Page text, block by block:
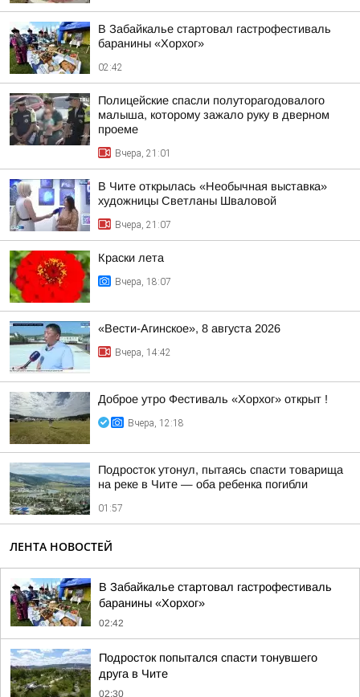
В Забайкалье стартовал гастрофестиваль
баранины «Хорхог»
02:42
Полицейские спасли полуторагодовалого
малыша, которому зажало руку в дверном
проеме
Вчера, 21:01
В Чите открылась «Необычная выставка»
художницы Светланы Шваловой
Вчера, 21:07
Краски лета
Вчера, 18:07
«Вести-Агинское», 8 августа 2026
Вчера, 14:42
Доброе утро Фестиваль «Хорхог» открыт !
Вчера, 12:18
Подросток утонул, пытаясь спасти товарища
на реке в Чите — оба ребенка погибли
01:57
ЛЕНТА НОВОСТЕЙ
В Забайкалье стартовал гастрофестиваль
баранины «Хорхог»
02:42
Подросток попытался спасти тонувшего
друга в Чите
02:30